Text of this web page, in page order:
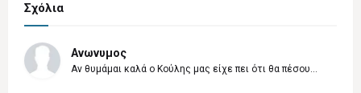
Σχόλια
Ανωνυμος
Αν θυμάμαι καλά ο Κούλης μας είχε πει ότι θα πέσου...